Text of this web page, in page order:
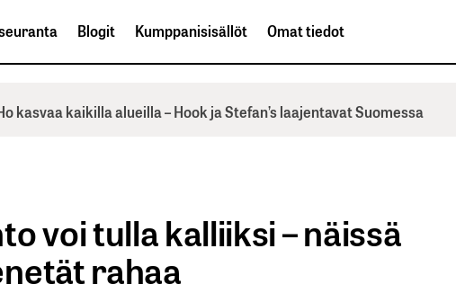
Blogit Kumppanisisällöt Omat tiedot
kasvaa kaikilla alueilla – Hook ja Stefan’s laajentavat Suomessa
voi tulla kalliiksi – näissä
rahaa